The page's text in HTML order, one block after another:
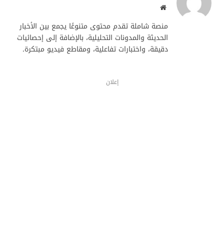
موقع
منصة شاملة تقدم محتوى متنوعًا يجمع بين الأخبار
الحديثة والمدونات التحليلية، بالإضافة إلى إحصائيات
دقيقة، واختبارات تفاعلية، ومقاطع فيديو مبتكرة.
إعلان